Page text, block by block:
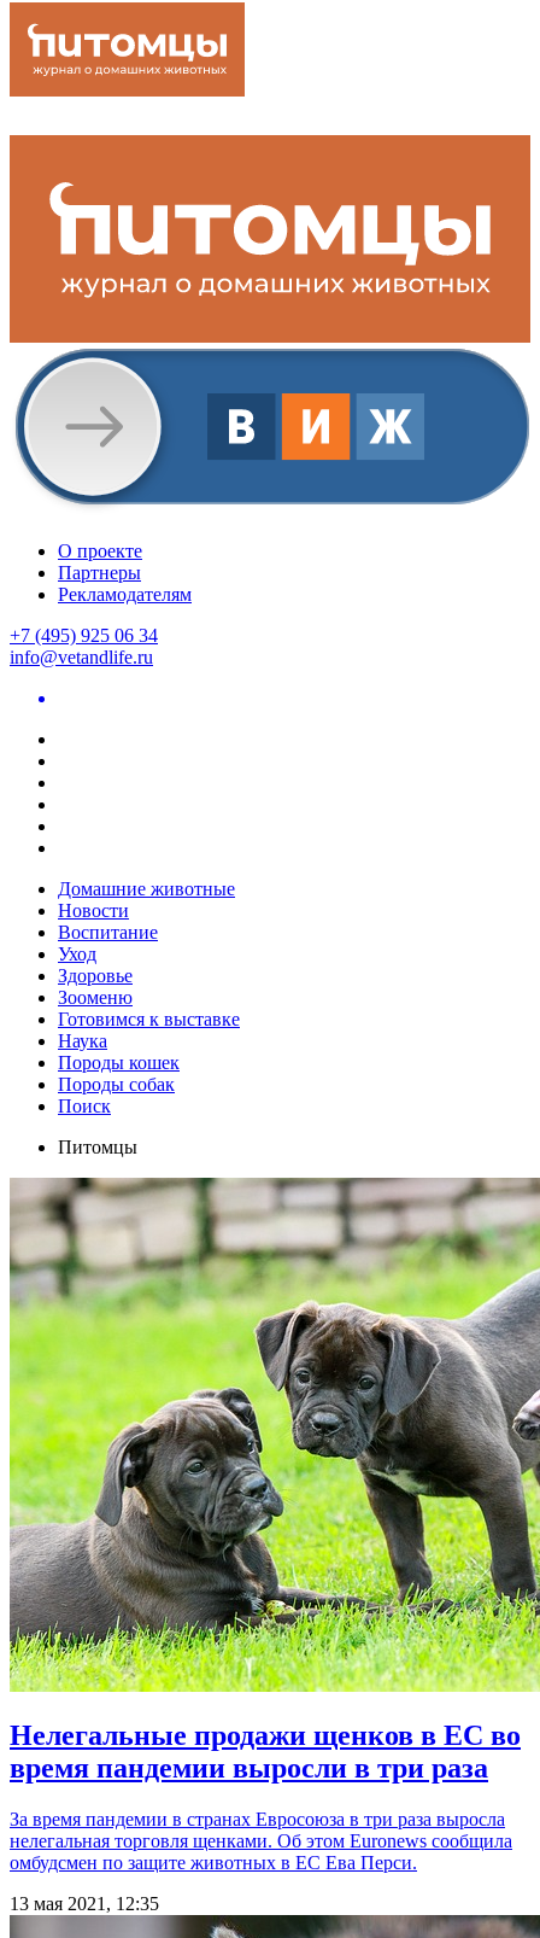
О проекте
Партнеры
Рекламодателям
+7 (495) 925 06 34
info@vetandlife.ru
Домашние животные
Новости
Воспитание
Уход
Здоровье
Зооменю
Готовимся к выставке
Наука
Породы кошек
Породы собак
Поиск
Питомцы
Нелегальные продажи щенков в ЕС во
время пандемии выросли в три раза
За время пандемии в странах Евросоюза в три раза выросла
нелегальная торговля щенками. Об этом Euronews сообщила
омбудсмен по защите животных в ЕС Ева Перси.
13 мая 2021, 12:35